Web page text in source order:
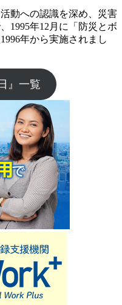
動への認識を深め、災害
1995年12月に「防災とボ
年から実施されまし
』一覧